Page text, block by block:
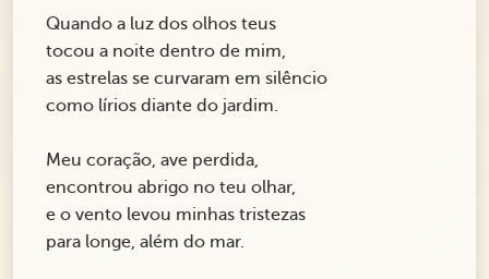
Quando a luz dos olhos teus
tocou a noite dentro de mim,
as estrelas se curvaram em silêncio
como lírios diante do jardim.
Meu coração, ave perdida,
encontrou abrigo no teu olhar,
e o vento levou minhas tristezas
para longe, além do mar.